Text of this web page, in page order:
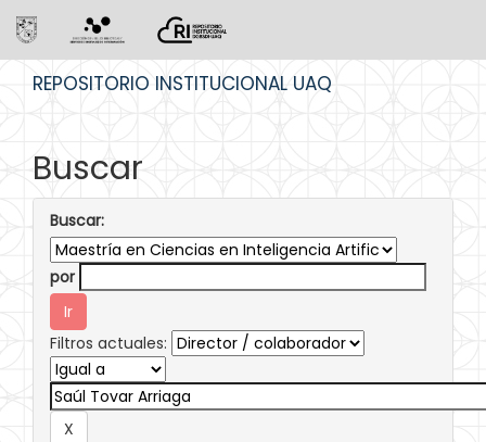
REPOSITORIO INSTITUCIONAL UAQ
Buscar
Buscar:
por
Filtros actuales: